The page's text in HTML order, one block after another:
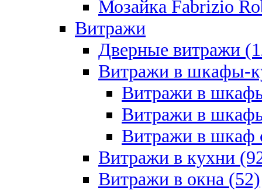
Мозайка Fabrizio
Витражи
Дверные витражи
Витражи в шкафы-
Витражи в
Витражи в
Витражи в шкаф
Витражи в кухни
Витражи в окна (52)